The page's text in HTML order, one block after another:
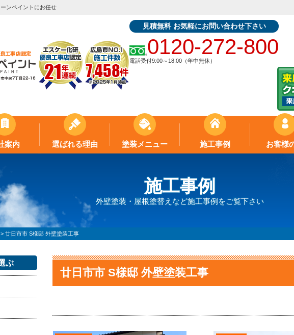
ンペイントにお任せ
見積無料 お気軽にお問い合わせ下さい
0120-272-800
電話受付9:00～18:00（年中無休）
案内 選ばれる理由 塗装メニュー 施工事例 お客様
施工事例
外壁塗装・屋根塗替えなど施工事例をご覧下さい
> 廿日市市 S様邸 外壁塗装工事
廿日市市 S様邸 外壁塗装工事
ぶ